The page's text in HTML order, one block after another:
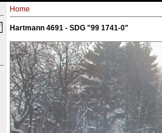
Home
Hartmann 4691 - SDG "99 1741-0"